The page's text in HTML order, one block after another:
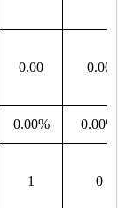
0.00 0.00
0.00% 0.00%
1 0